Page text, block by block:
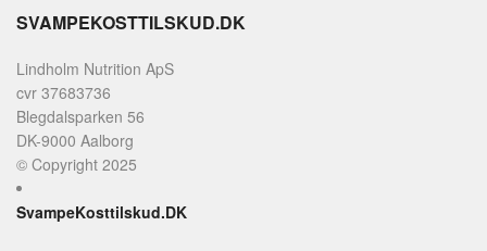
SVAMPEKOSTTILSKUD.DK
Lindholm Nutrition ApS
cvr 37683736
Blegdalsparken 56
DK-9000 Aalborg
© Copyright 2025
SvampeKosttilskud.DK